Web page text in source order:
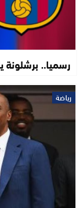
رسميا.. برشلونة
رياضة